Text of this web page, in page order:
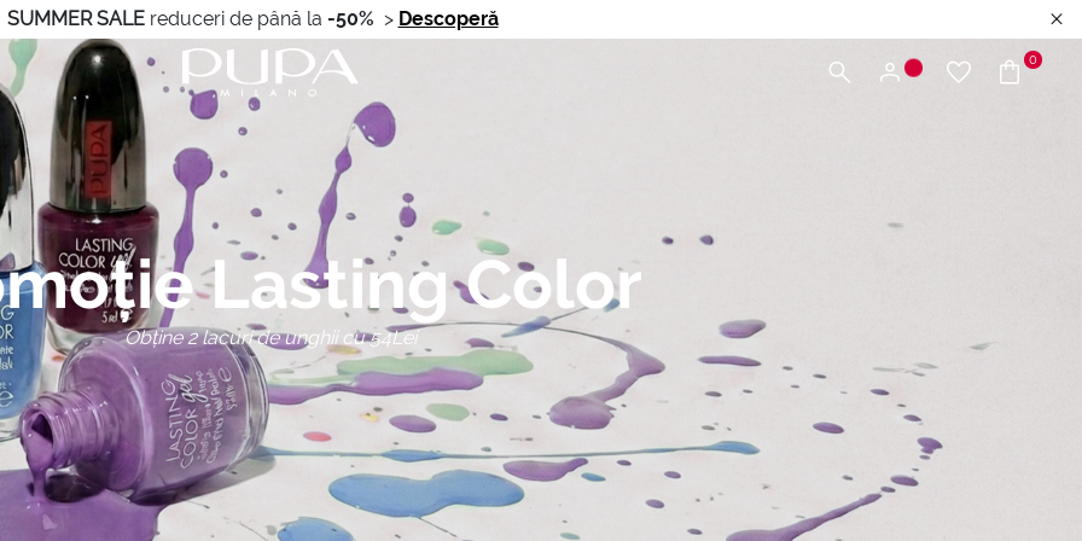
SUMMER SALEreduceri de până la -50% > Descoperă
0
Lasting Color
Obține 2 lacuri de unghii cu 54Lei